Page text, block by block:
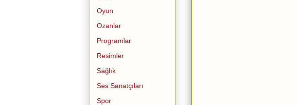
Oyun
Ozanlar
Programlar
Resimler
Sağlık
Ses Sanatçıları
Spor